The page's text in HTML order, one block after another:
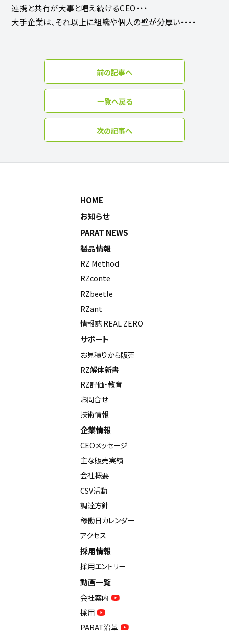
連携と共有が大事と唱え続けるCEO・・・
大手企業は、それ以上に組織や個人の壁が分厚い・・・・
前の記事へ
一覧へ戻る
次の記事へ
HOME
お知らせ
PARAT NEWS
製品情報
RZ Method
RZconte
RZbeetle
RZant
情報誌 REAL ZERO
サポート
お見積りから販売
RZ解体新書
RZ評価・教育
お問合せ
技術情報
企業情報
CEOメッセージ
主な販売実績
会社概要
CSV活動
調達方針
稼働日カレンダー
アクセス
採用情報
採用エントリー
動画一覧
会社案内
採用
PARAT沿革